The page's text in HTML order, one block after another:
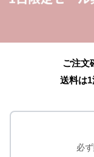
ご注文
送料は1
必